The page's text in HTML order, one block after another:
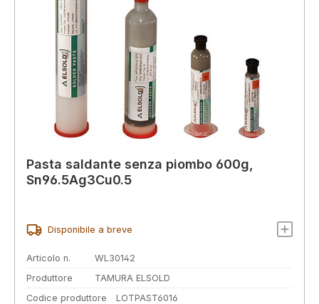
Pasta saldante senza piombo 600g,
Sn96.5Ag3Cu0.5
Disponibile a breve
Articolo n.
WL30142
Produttore
TAMURA ELSOLD
Codice produttore
LOTPAST6016